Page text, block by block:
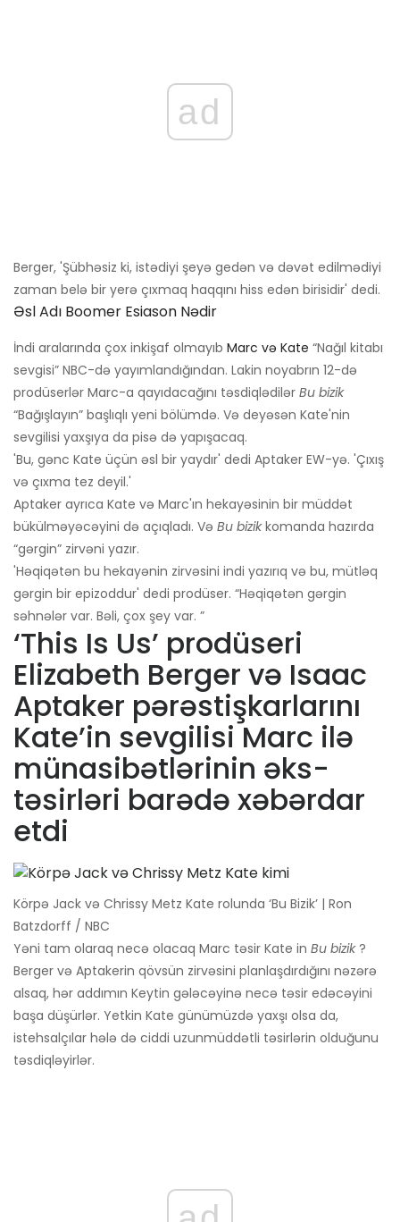
ad
Berger, 'Şübhəsiz ki, istədiyi şeyə gedən və dəvət edilmədiyi
zaman belə bir yerə çıxmaq haqqını hiss edən birisidir' dedi.
Əsl Adı Boomer Esiason Nədir
İndi aralarında çox inkişaf olmayıb Marc və Kate “Nağıl kitabı
sevgisi” NBC-də yayımlandığından. Lakin noyabrın 12-də
prodüserlər Marc-a qayıdacağını təsdiqlədilər Bu bizik
“Bağışlayın” başlıqlı yeni bölümdə. Və deyəsən Kate'nin
sevgilisi yaxşıya da pisə də yapışacaq.
'Bu, gənc Kate üçün əsl bir yaydır' dedi Aptaker EW-yə. 'Çıxış
və çıxma tez deyil.'
Aptaker ayrıca Kate və Marc'ın hekayəsinin bir müddət
bükülməyəcəyini də açıqladı. Və Bu bizikkomanda hazırda
“gərgin” zirvəni yazır.
'Həqiqətən bu hekayənin zirvəsini indi yazırıq və bu, mütləq
gərgin bir epizoddur' dedi prodüser. “Həqiqətən gərgin
səhnələr var. Bəli, çox şey var. ”
‘This Is Us’ prodüseri
Elizabeth Berger və Isaac
Aptaker pərəstişkarlarını
Kate’in sevgilisi Marc ilə
münasibətlərinin əks-
təsirləri barədə xəbərdar
etdi
Körpə Jack və Chrissy Metz Kate rolunda ‘Bu Bizik’ | Ron
Batzdorff / NBC
Yəni tam olaraq necə olacaq Marc təsir Kate in Bu bizik?
Berger və Aptakerin qövsün zirvəsini planlaşdırdığını nəzərə
alsaq, hər addımın Keytin gələcəyinə necə təsir edəcəyini
başa düşürlər. Yetkin Kate günümüzdə yaxşı olsa da,
istehsalçılar hələ də ciddi uzunmüddətli təsirlərin olduğunu
təsdiqləyirlər.